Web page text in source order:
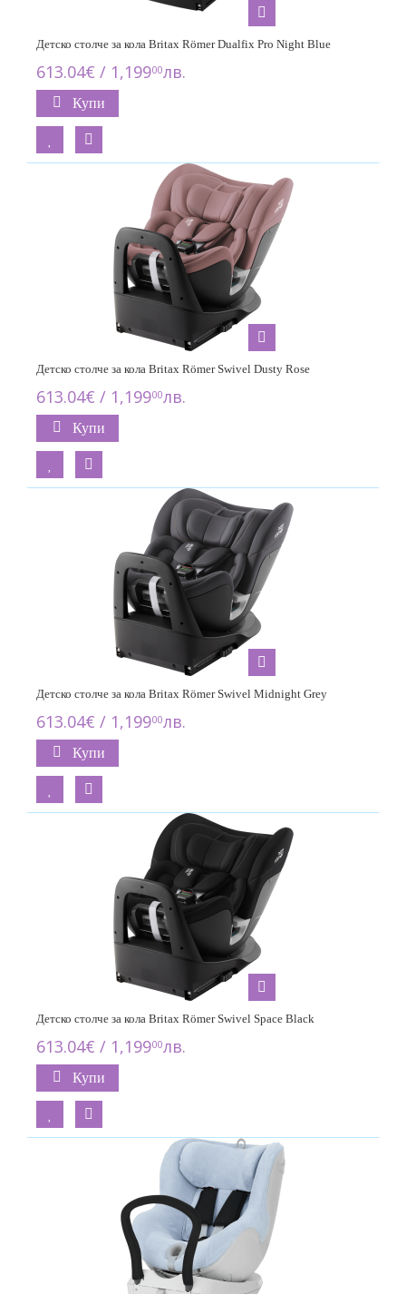
Детско столче за кола Britax Römer Dualfix Pro Night Blue
613.04€ / 1,19900лв.
Купи
Детско столче за кола Britax Römer Swivel Dusty Rose
613.04€ / 1,19900лв.
Купи
Детско столче за кола Britax Römer Swivel Midnight Grey
613.04€ / 1,19900лв.
Купи
Детско столче за кола Britax Römer Swivel Space Black
613.04€ / 1,19900лв.
Купи